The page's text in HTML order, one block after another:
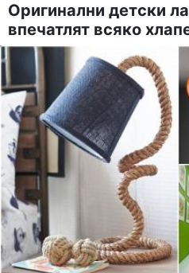
Оригинални детски
впечатлят всяко